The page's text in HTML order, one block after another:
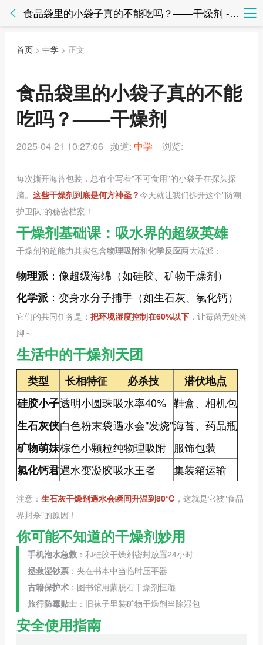
食品袋里的小袋子真的不能吃吗？——干燥剂 - 中学 - 知法网知法网
首页 > 中学 > 正文
食品袋里的小袋子真的不能
吃吗？——干燥剂
2025-04-21 10:27:06 频道: 中学 浏览:
每次撕开海苔包装，总有个写着"不可食用"的小袋子在探头探
脑。 这些干燥剂到底是何方神圣？今天就让我们拆开这个"防潮
护卫队"的秘密档案！
干燥剂基础课：吸水界的超级英雄
干燥剂的超能力其实包含物理吸附和化学反应两大流派：
物理派 ：像超级海绵（如硅胶、矿物干燥剂）
化学派 ：变身水分子捕手（如生石灰、氯化钙）
它们的共同任务是： 把环境湿度控制在60%以下 ，让霉菌无处落
脚～
生活中的干燥剂天团
类型 长相特征 必杀技
潜伏地点
硅胶小子透明小圆珠吸水率40% 鞋盒、相机包
生石灰侠白色粉末袋遇水会"发烧"海苔、药品瓶
矿物萌妹棕色小颗粒纯物理吸附 服饰包装
氯化钙君遇水变凝胶吸水王者 集装箱运输
注意： 生石灰干燥剂遇水会瞬间升温到80℃ ，这就是它被"食品
界封杀"的原因！
你可能不知道的干燥剂妙用
手机泡水急救 ：和硅胶干燥剂密封放置24小时
拯救湿钞票 ：夹在书本中当临时压平器
古籍保护术 ：图书馆用蒙脱石干燥剂恒湿
旅行防霉贴士 ：旧袜子里装矿物干燥剂当除湿包
安全使用指南